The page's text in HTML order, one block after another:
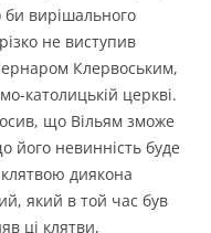
вирішального
не виступив
Клервоським,
католицькій церкві.
що Вільям зможе
його невинність буде
диякона
який в той час був
ці клятви,